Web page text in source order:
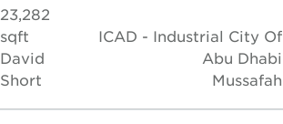
ICAD - Industrial City Of
Abu Dhabi
Mussafah
23,282
sqft
David
Short